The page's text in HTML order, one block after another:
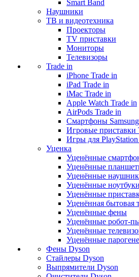
Smart Band
Наушники
ТВ и видеотехника
Проекторы
TV приставки
Мониторы
Телевизоры
Trade in
iPhone Trade in
iPad Trade in
iMac Trade in
Apple Watch Trade in
AirPods Trade in
Смартфоны
Игровые приставки
Игры для PlayStation
Уценка
Уценённые
Уценённые
Уценённые
Уценённые ноутбуки
Уценённые
Уценённая бытовая
Уценённые фены
Уценённые робот-
Уценённые
Уценённые
Фены Dyson
Стайлеры Dyson
Выпрямители Dyson